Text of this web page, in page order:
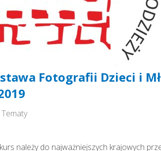
Fotografii Dzieci i
Tematy
należy do najważniejszych krajowych